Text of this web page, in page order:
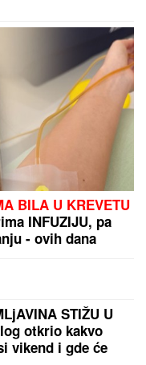
BILA U KREVETU
INFUZIJU, pa
- ovih dana
STIŽU U
otkrio kakvo
vikend i gde će